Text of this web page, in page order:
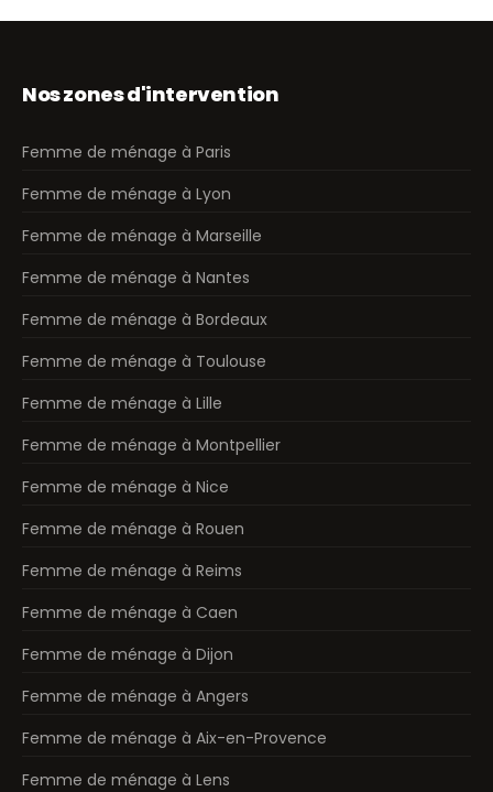
Nos zones d'intervention
Femme de ménage à Paris
Femme de ménage à Lyon
Femme de ménage à Marseille
Femme de ménage à Nantes
Femme de ménage à Bordeaux
Femme de ménage à Toulouse
Femme de ménage à Lille
Femme de ménage à Montpellier
Femme de ménage à Nice
Femme de ménage à Rouen
Femme de ménage à Reims
Femme de ménage à Caen
Femme de ménage à Dijon
Femme de ménage à Angers
Femme de ménage à Aix-en-Provence
Femme de ménage à Lens